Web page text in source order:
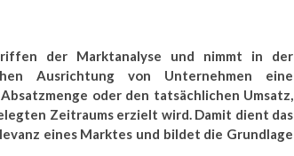
der Marktanalyse und nimmt in der
Ausrichtung von Unternehmen eine
oder den tatsächlichen Umsatz,
Zeitraums erzielt wird. Damit dient das
eines Marktes und bildet die Grundlage